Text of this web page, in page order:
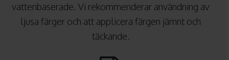
vattenbaserade. Vi rekommenderar användning av
ljusa färger och att applicera färgen jämnt och
täckande.